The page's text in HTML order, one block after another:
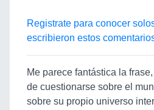
Registrate para conocer
escribieron estos
Me parece fantástica la
de cuestionarse sobre el
sobre su propio universo